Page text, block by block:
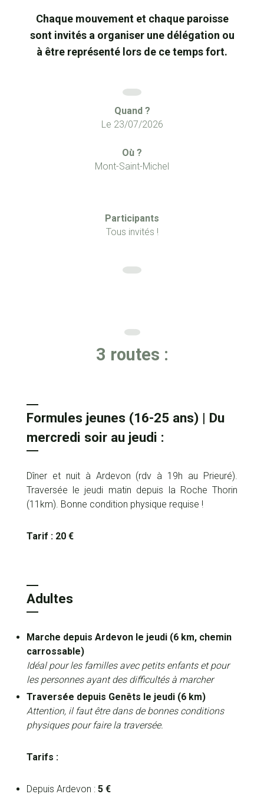
Chaque mouvement et chaque paroisse
sont invités a organiser une délégation ou
à être représenté lors de ce temps fort.
Quand ?
Le 23/07/2026
Où ?
Mont-Saint-Michel
Participants
Tous invités !
3 routes :
Formules jeunes (16-25 ans) | Du
mercredi soir au jeudi :
Dîner et nuit à Ardevon (rdv à 19h au Prieuré).
Traversée le jeudi matin depuis la Roche Thorin
(11km). Bonne condition physique requise !
Tarif : 20 €
Adultes
Marche depuis Ardevon le jeudi (6 km, chemin
carrossable)
Idéal pour les familles avec petits enfants et pour
les personnes ayant des difficultés à marcher
Traversée depuis Genêts le jeudi (6 km)
Attention, il faut être dans de bonnes conditions
physiques pour faire la traversée.
Tarifs :
Depuis Ardevon : 5 €